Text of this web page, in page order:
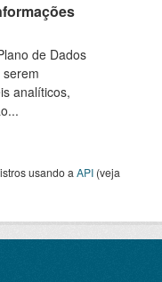
de Dados
analíticos,
usando a API (veja